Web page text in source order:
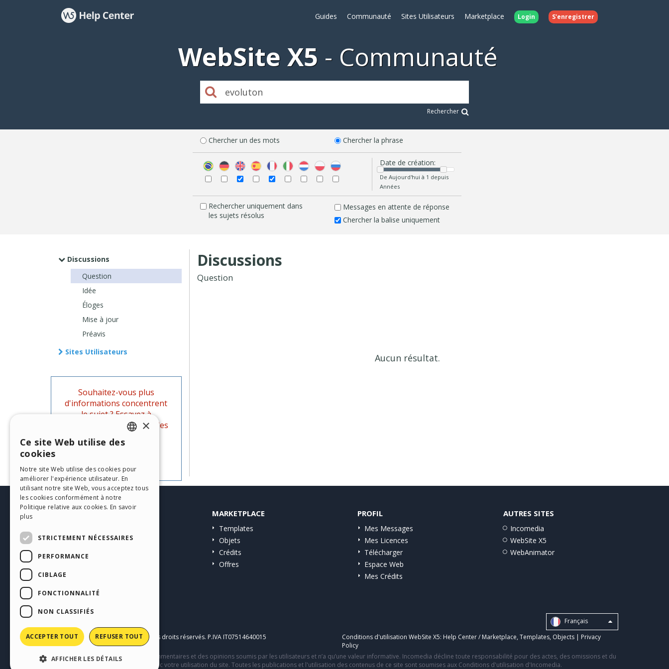
Guides Communauté Sites Utilisateurs Marketplace Login S'enregistrer
WebSite X5 Communauté
Rechercher
Chercher un des mots Chercher la phrase
Date de création:
De Aujourd'hui à 1 depuis
Années
Rechercher uniquement dans
les sujets résolus
Messages en attente de réponse
Chercher la balise uniquement
Discussions
Question
Idée
Éloges
Mise à jour
Préavis
Sites Utilisateurs
Souhaitez-vous plus
d'informations concentrent
le sujet ? Essayez à
rechercher parmi les Guides
officiels de WebSite X5.
Discussions
Question
Aucun résultat.
Communauté
Sites Utilisateurs
MARKETPLACE
Templates
Objets
Crédits
Offres
PROFIL
Mes Messages
Mes Licences
Télécharger
Espace Web
Mes Crédits
AUTRES SITES
Incomedia
WebSite X5
WebAnimator
Français
Copyright © 2026Incomedia s.r.l. Tous droits réservés. P.IVA IT07514640015 Conditions d'utilisation WebSite X5: Help Center / Marketplace, Templates, Objects | Privacy
Policy
Ce site contient des contenus, des commentaires et des opinions soumis par les utilisateurs et n’a qu’une valeur informative. Incomedia décline toute responsabilité pour des actes, des omissions et du
comportement de tiers en relation avec votre utilisation du site. Toutes les publications et l'utilisation des contenus de ce site sont soumises aux Conditions d'utilisation d'Incomedia.
ENGLISH
GERMAN
SPANISH
×
Ce site Web utilise des
cookies
Notre site Web utilise des cookies pour
améliorer l'expérience utilisateur. En
utilisant notre site Web, vous acceptez tous
les cookies conformément à notre
Politique relative aux cookies. En savoir
plus
STRICTEMENT NÉCESSAIRES
PERFORMANCE
CIBLAGE
FONCTIONNALITÉ
NON CLASSIFIÉS
ACCEPTER TOUT REFUSER TOUT
AFFICHER LES DÉTAILS